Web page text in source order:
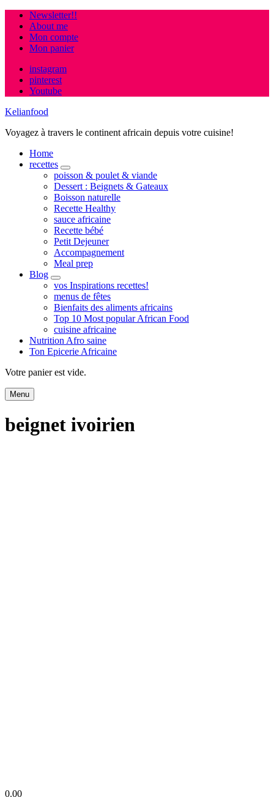
Newsletter!!
About me
Mon compte
Mon panier
instagram
pinterest
Youtube
Kelianfood
Voyagez à travers le continent africain depuis votre cuisine!
Home
recettes
expand
child
menu
poisson & poulet & viande
Dessert : Beignets & Gateaux
Boisson naturelle
Recette Healthy
sauce africaine
Recette bébé
Petit Dejeuner
Accompagnement
Meal prep
Blog
expand
child
menu
vos Inspirations recettes!
menus de fêtes
Bienfaits des aliments africains
Top 10 Most popular African Food
cuisine africaine
Nutrition Afro saine
Ton Epicerie Africaine
Search
Votre panier est vide.
Menu
beignet ivoirien
0.00